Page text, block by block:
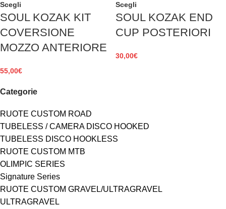
Categorie
RUOTE CUSTOM ROAD
TUBELESS / CAMERA DISCO HOOKED
TUBELESS DISCO HOOKLESS
RUOTE CUSTOM MTB
OLIMPIC SERIES
Signature Series
RUOTE CUSTOM GRAVEL/ULTRAGRAVEL
ULTRAGRAVEL
Scegli
SOUL KOZAK KIT
COVERSIONE
MOZZO ANTERIORE
55,00€
Scegli
SOUL KOZAK END
CUP POSTERIORI
30,00€